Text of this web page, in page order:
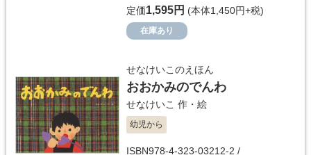
定価1,595円 (本体1,450円+税)
在庫あり
せなけいこのえほん
おおかみのでんわ
せなけいこ 作・絵
幼児から
ISBN978-4-323-03212-2 /